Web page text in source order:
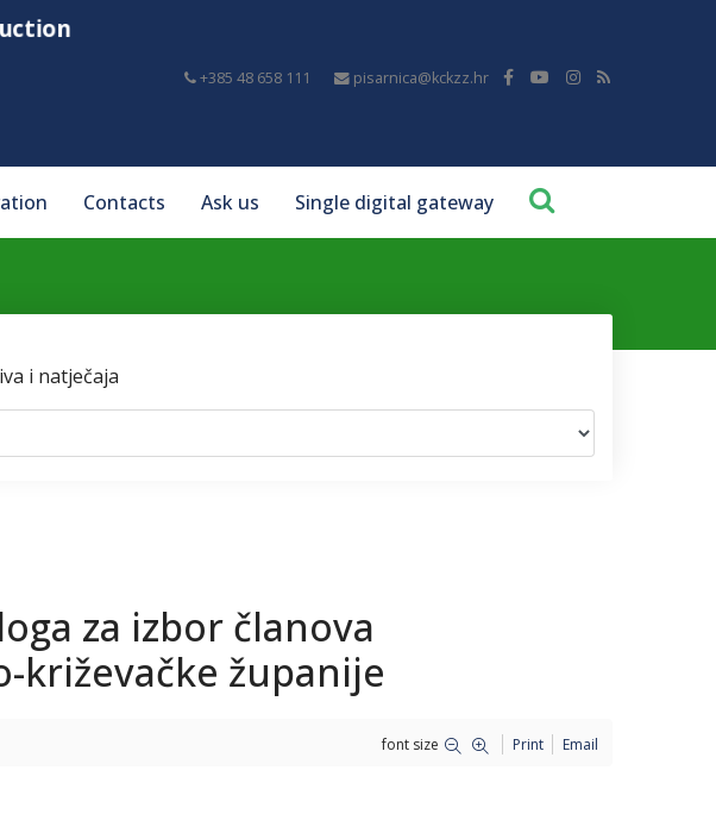
+385 48 658 111 pisarnica@kckzz.hr
Contacts Ask us Single digital gateway
i natječaja
za izbor članova
županije
font size Print Email